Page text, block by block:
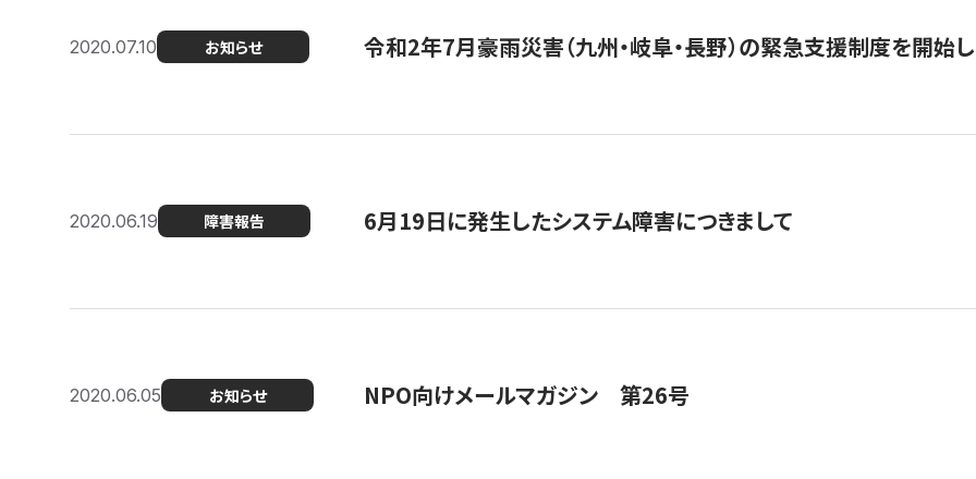
2020.07.10 お知らせ 令和2年7月豪雨災害（九州・岐阜・長野）の緊急支援制度を開始
2020.06.19 障害報告 6月19日に発生したシステム障害につきまして
2020.06.05 お知らせ NPO向けメールマガジン 第26号